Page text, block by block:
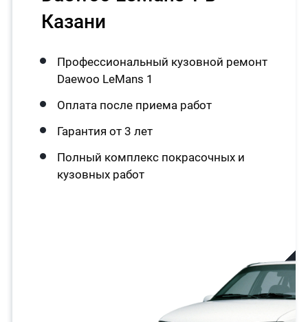
Казани
Профессиональный кузовной ремонт
Daewoo LeMans 1
Оплата после приема работ
Гарантия от 3 лет
Полный комплекс покрасочных и
кузовных работ